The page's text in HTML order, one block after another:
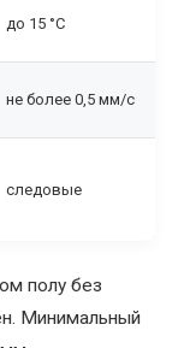
до 15 °C
не более 0,5 мм/с
следовые
полу без
Минимальный